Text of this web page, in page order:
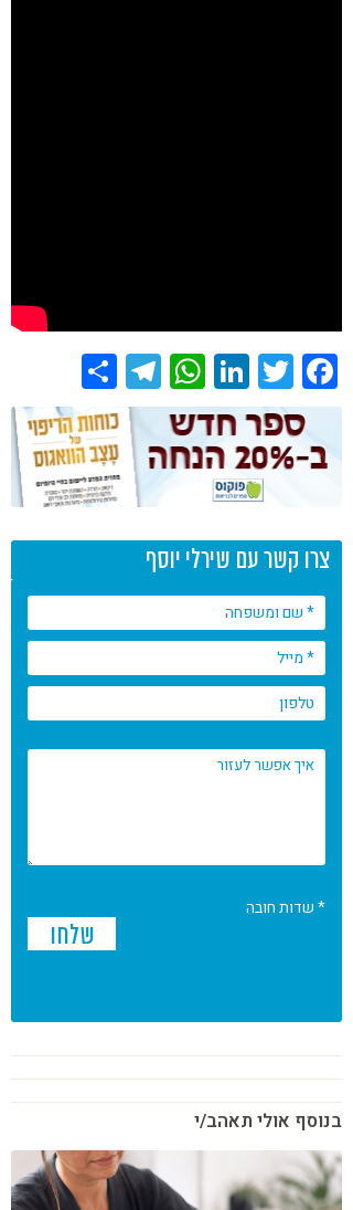
Facebook
Twitter
LinkedIn
WhatsApp
Telegram
צרו קשר עם שירלי יוסף
* שדות חובה
בנוסף אולי תאהב/י